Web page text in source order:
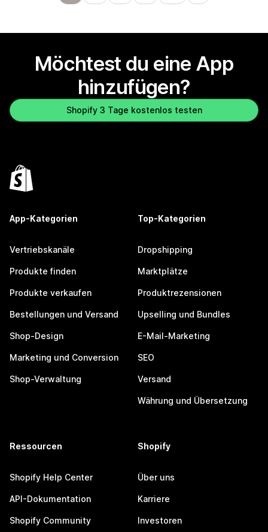
Möchtest du eine App
hinzufügen?
Shopify 3 Tage kostenlos testen
App-Kategorien
Vertriebskanäle
Produkte finden
Produkte verkaufen
Bestellungen und Versand
Shop-Design
Marketing und Conversion
Shop-Verwaltung
Top-Kategorien
Dropshipping
Marktplätze
Produktrezensionen
Upselling und Bundles
E-Mail-Marketing
SEO
Versand
Währung und Übersetzung
Ressourcen
Shopify Help Center
API-Dokumentation
Shopify Community
Shopify
Über uns
Karriere
Investoren